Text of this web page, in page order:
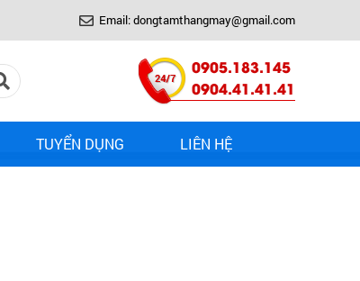
Email: dongtamthangmay@gmail.com
0905.183.145
0904.41.41.41
TUYỂN DỤNG LIÊN HỆ